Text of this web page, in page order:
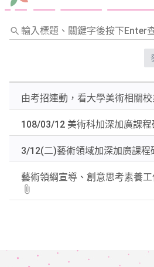
輸
入
關
字
由考招連動，看大學美術相關
108/03/12 美術科加深加廣課
3/12(二)藝術領域加深加廣課程
藝術領綱宣導、創意思考素養